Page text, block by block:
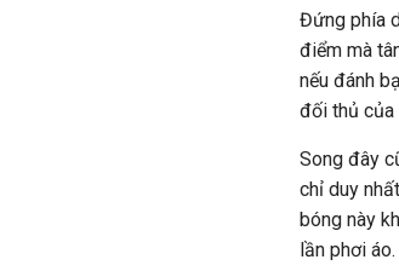
Đứng phía
điểm mà
nếu đánh
đối thủ của
Song đây
chỉ duy
bóng này
lần phơi áo.